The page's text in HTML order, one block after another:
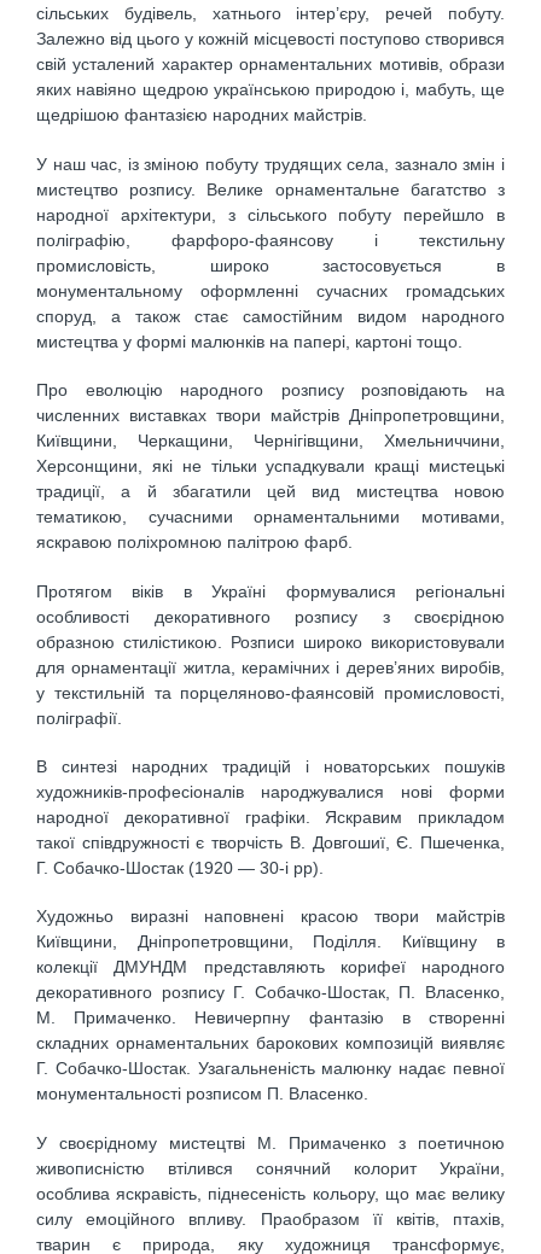
сільських будівель, хатнього інтер’єру, речей побуту.
Залежно від цього у кожній місцевості поступово створився
свій усталений характер орнаментальних мотивів, образи
яких навіяно щедрою українською природою і, мабуть, ще
щедрішою фантазією народних майстрів.
У наш час, із зміною побуту трудящих села, зазнало змін і
мистецтво розпису. Велике орнаментальне багатство з
народної архітектури, з сільського побуту перейшло в
поліграфію, фарфоро-фаянсову і текстильну
промисловість, широко застосовується в
монументальному оформленні сучасних громадських
споруд, а також стає самостійним видом народного
мистецтва у формі малюнків на папері, картоні тощо.
Про еволюцію народного розпису розповідають на
численних виставках твори майстрів Дніпропетровщини,
Київщини, Черкащини, Чернігівщини, Хмельниччини,
Херсонщини, які не тільки успадкували кращі мистецькі
традиції, а й збагатили цей вид мистецтва новою
тематикою, сучасними орнаментальними мотивами,
яскравою поліхромною палітрою фарб.
Протягом віків в Україні формувалися регіональні
особливості декоративного розпису з своєрідною
образною стилістикою. Розписи широко використовували
для орнаментації житла, керамічних і дерев’яних виробів,
у текстильній та порцеляново-фаянсовій промисловості,
поліграфії.
В синтезі народних традицій і новаторських пошуків
художників-професіоналів народжувалися нові форми
народної декоративної графіки. Яскравим прикладом
такої співдружності є творчість В. Довгошиї, Є. Пшеченка,
Г. Собачко-Шостак (1920 — 30-і рр).
Художньо виразні наповнені красою твори майстрів
Київщини, Дніпропетровщини, Поділля. Київщину в
колекції ДМУНДМ представляють корифеї народного
декоративного розпису Г. Собачко-Шостак, П. Власенко,
М. Примаченко. Невичерпну фантазію в створенні
складних орнаментальних барокових композицій виявляє
Г. Собачко-Шостак. Узагальненість малюнку надає певної
монументальності розписом П. Власенко.
У своєрідному мистецтві М. Примаченко з поетичною
живописністю втілився сонячний колорит України,
особлива яскравість, піднесеність кольору, що має велику
силу емоційного впливу. Праобразом її квітів, птахів,
тварин є природа, яку художниця трансформує,